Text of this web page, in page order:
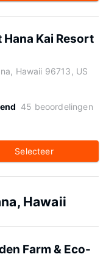
Hana Kai Resort
Hawaii 96713, US
45 beoordelingen
Selecteer
Hawaii
Farm & Eco-